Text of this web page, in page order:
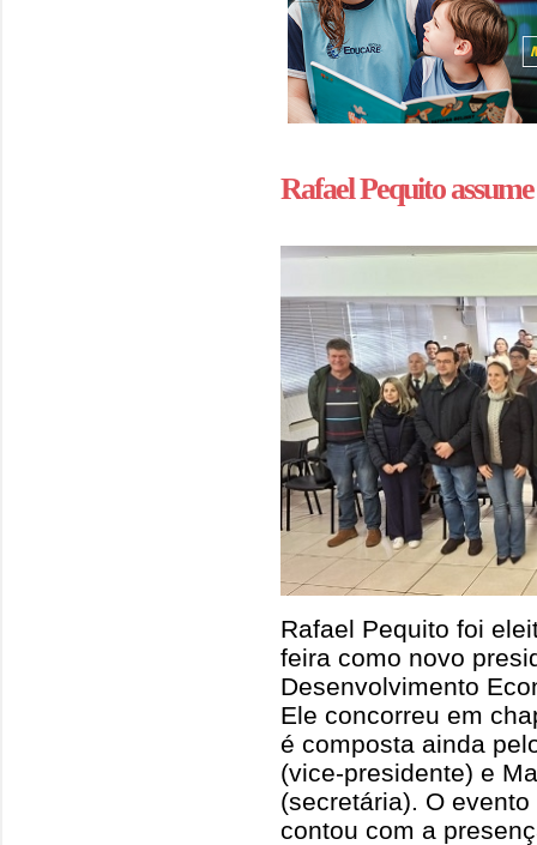
Rafael Pequito
Rafael Pequito foi
feira como novo
Desenvolvimento
Ele concorreu em
é composta ainda
(vice-presidente) e
(secretária). O
contou com a